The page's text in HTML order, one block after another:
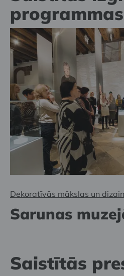
programmas
Dekoratīvās mākslas un
Sarunas
Saistītās